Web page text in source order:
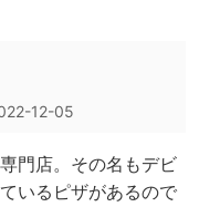
12-05
門店。その名もデビ
いるピザがあるので